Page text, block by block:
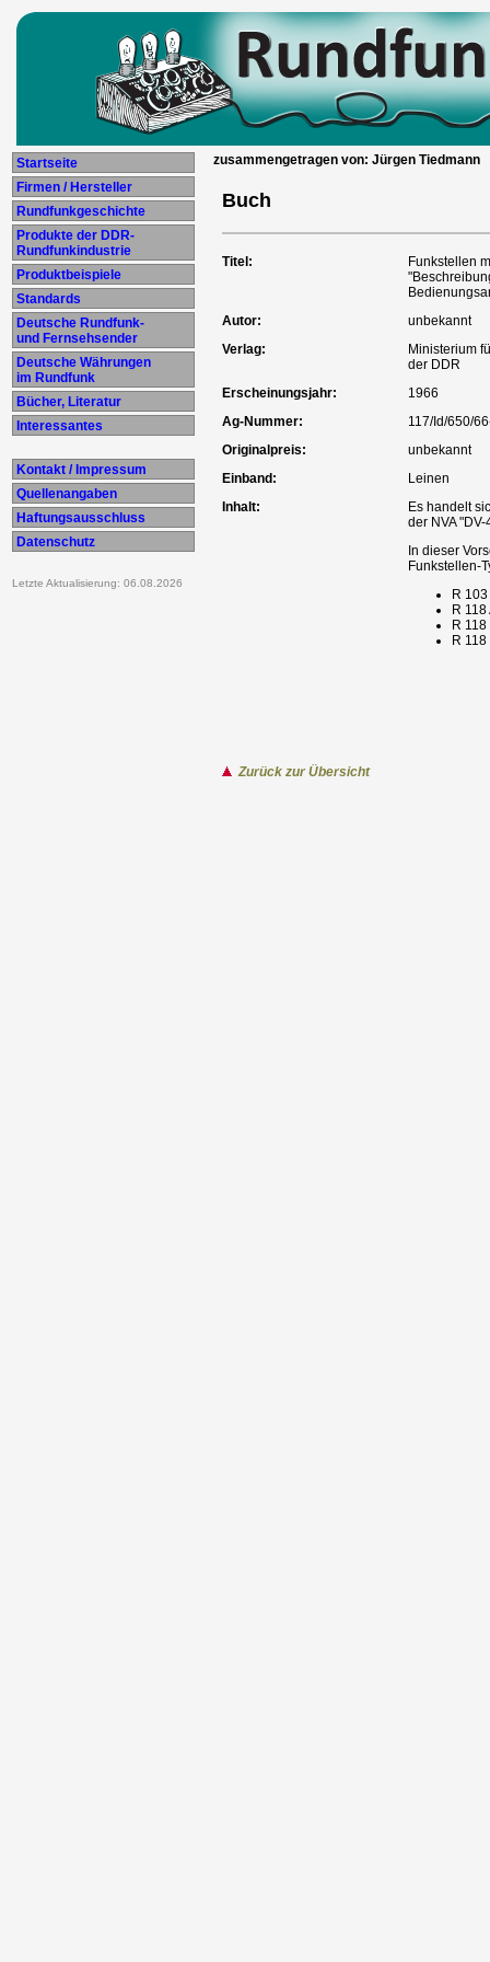
Startseite
Firmen / Hersteller
Rundfunkgeschichte
Produkte der DDR-
Rundfunkindustrie
Produktbeispiele
Standards
Deutsche Rundfunk-
und Fernsehsender
Deutsche Währungen
im Rundfunk
Bücher, Literatur
Interessantes
Kontakt / Impressum
Quellenangaben
Haftungsausschluss
Datenschutz
Letzte Aktualisierung: 06.08.2026
zusammengetragen von: Jürgen Tiedmann
Buch
Titel:
Funkstellen
Autor:
unbekannt
Verlag:
Ministerium
der DDR
Erscheinungsjahr:
1966
Ag-Nummer:
117/Id/650/
Originalpreis:
unbekannt
Einband:
Leinen
Inhalt:
Es handelt
der NVA "DV-
In dieser
Funkstellen-
R
R 118
R 118
R
Zurück zur Übersicht